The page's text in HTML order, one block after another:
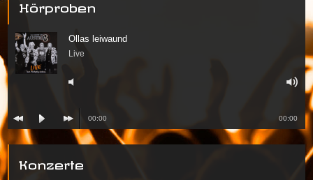
Hörproben
Ollas leiwaund
Live
00:00 00:00
Konzerte